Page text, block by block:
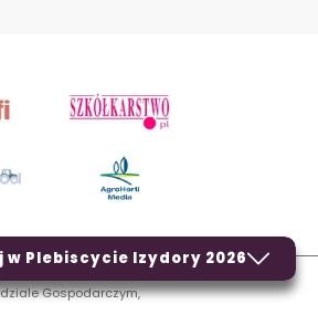
w Plebiscycie Izydory 2026
Gospodarczym,